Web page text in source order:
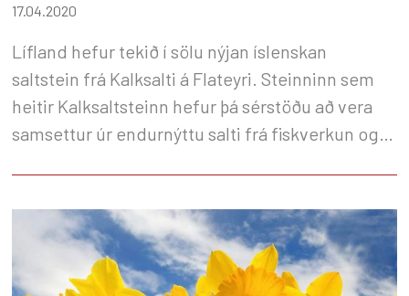
17.04.2020
Lífland hefur tekið í sölu nýjan íslenskan
saltstein frá Kalksalti á Flateyri. Steinninn sem
heitir Kalksaltsteinn hefur þá sérstöðu að vera
samsettur úr endurnýttu salti frá fiskverkun og
sem bindur saman efnið og eykur lystugleika.